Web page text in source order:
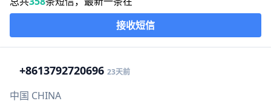
接收短信
+8613792720696 23天前
中国 CHINA